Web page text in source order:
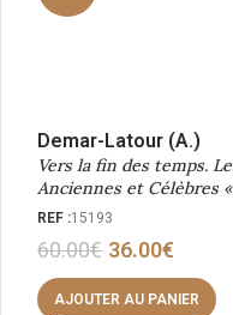
Demar-Latour (A.)
Vers la fin des temps.
Anciennes et Célèbres
REF :15193
60.00€ 36.00€
AJOUTER AU PANIER